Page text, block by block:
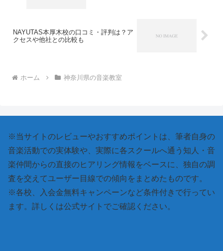
NAYUTAS本厚木校の口コミ・評判は？ア
クセスや他社との比較も
ホーム 神奈川県の音楽教室
※当サイトのレビューやおすすめポイントは、筆者自身の
音楽活動での実体験や、実際に各スクールへ通う知人・音
楽仲間からの直接のヒアリング情報をベースに、独自の調
査を交えてユーザー目線での傾向をまとめたものです。
※各校、入会金無料キャンペーンなど条件付きで行ってい
ます。詳しくは公式サイトでご確認ください。